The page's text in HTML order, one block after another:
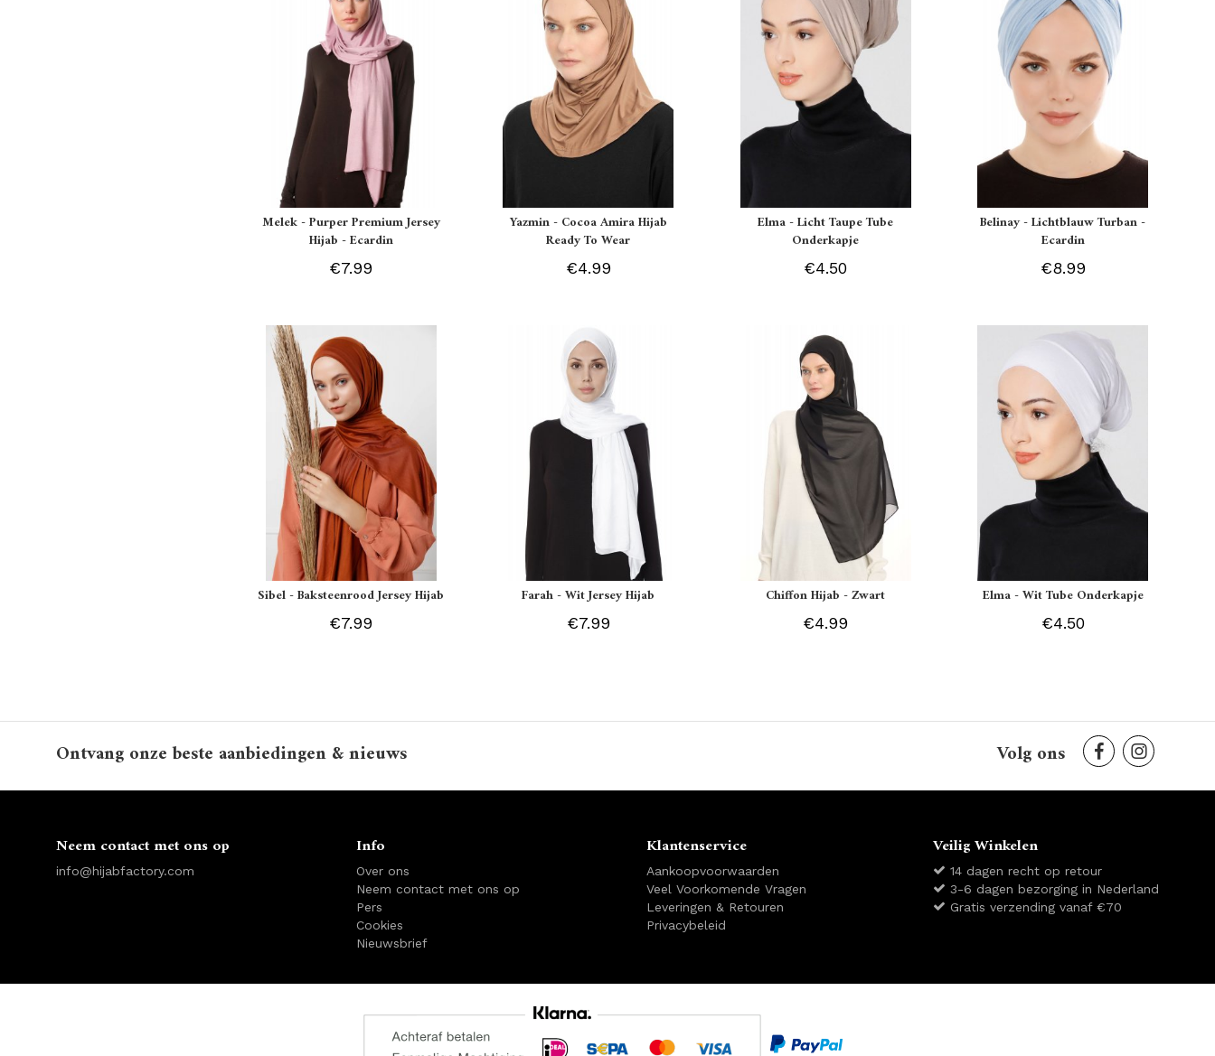
Melek - Purper Premium Jersey
Hijab - Ecardin
€7.99
Yazmin - Cocoa Amira Hijab
Ready To Wear
€4.99
Elma - Licht Taupe Tube
Onderkapje
€4.50
Belinay - Lichtblauw Turban -
Ecardin
€8.99
Sibel - Baksteenrood Jersey Hijab
€7.99
Farah - Wit Jersey Hijab
€7.99
Chiffon Hijab - Zwart
€4.99
Elma - Wit Tube Onderkapje
€4.50
Ontvang onze beste aanbiedingen & nieuws Volg ons
Neem contact met ons op
info@hijabfactory.com
Info
Over ons
Neem contact met ons op
Pers
Cookies
Nieuwsbrief
Klantenservice
Aankoopvoorwaarden
Veel Voorkomende Vragen
Leveringen & Retouren
Privacybeleid
Veilig Winkelen
14 dagen recht op retour
3-6 dagen bezorging in Nederland
Gratis verzending vanaf €70